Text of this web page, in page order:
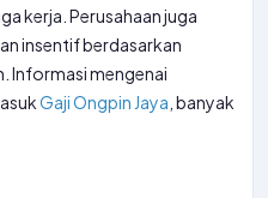
kerja. Perusahaan juga
insentif berdasarkan
Informasi mengenai
Gaji Ongpin Jaya , banyak